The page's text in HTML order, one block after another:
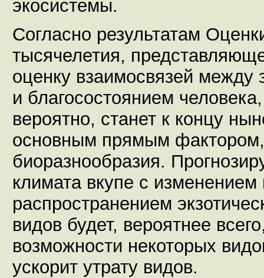
экосистемы.
Согласно результатам
тысячелетия,
оценку взаимосвязей между
и благосостоянием
вероятно, станет к концу
основным прямым
биоразнообразия.
климата вкупе с
распространением
видов будет, вероятнее
возможности некоторых
ускорит утрату видов.